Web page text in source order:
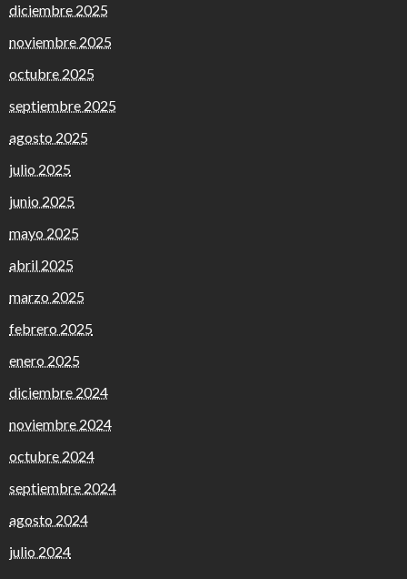
diciembre 2025
noviembre 2025
octubre 2025
septiembre 2025
agosto 2025
julio 2025
junio 2025
mayo 2025
abril 2025
marzo 2025
febrero 2025
enero 2025
diciembre 2024
noviembre 2024
octubre 2024
septiembre 2024
agosto 2024
julio 2024